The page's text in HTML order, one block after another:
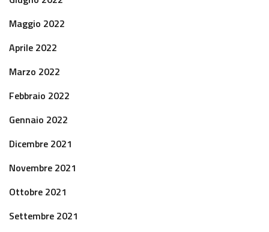
Maggio 2022
Aprile 2022
Marzo 2022
Febbraio 2022
Gennaio 2022
Dicembre 2021
Novembre 2021
Ottobre 2021
Settembre 2021